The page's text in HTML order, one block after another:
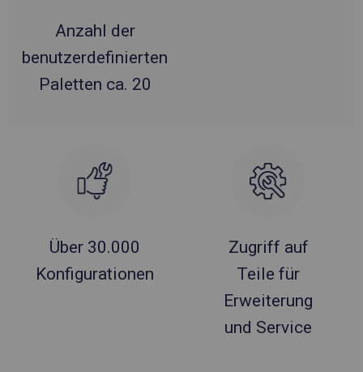
Anzahl der
benutzerdefinierten
Paletten ca. 20
Über 30.000
Konfigurationen
Zugriff auf
Teile für
Erweiterung
und Service